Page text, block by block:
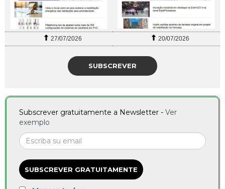
27/07/2026 20/07/2026
SUBSCREVER
Subscrever gratuitamente a Newsletter - Ver
exemplo
SUBSCREVER GRATUITAMENTE